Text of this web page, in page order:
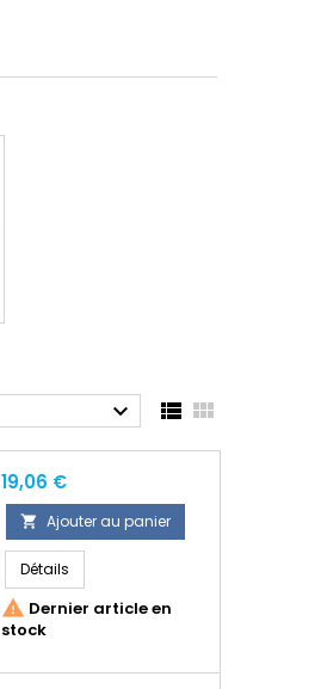
  
Prix
19,06 €
 Ajouter au panier
Détails
 Dernier article en
stock